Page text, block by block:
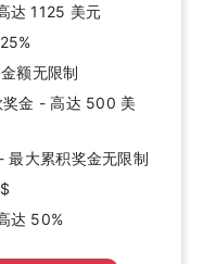
达 1125 美元
额无限制
金 - 高达 500 美
大累积奖金无限制
达 50%